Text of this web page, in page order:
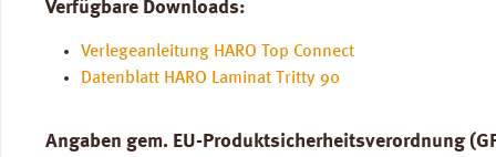
Verfügbare Downloads:
Verlegeanleitung HARO Top Connect
Datenblatt HARO Laminat Tritty 90
Angaben gem. EU-Produktsicherheitsverordnung